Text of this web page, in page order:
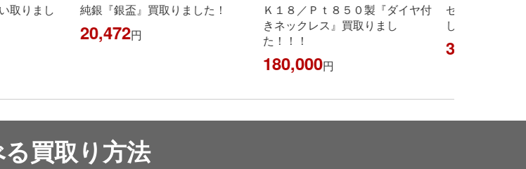
まし
純銀『銀盃』買取りました！
20,472円
Ｋ１８／Ｐｔ８５０製『ダイヤ付
きネックレス』買取りまし
た！！！
180,000円
セイコー『デイデ
した！
3,000
買取り方法